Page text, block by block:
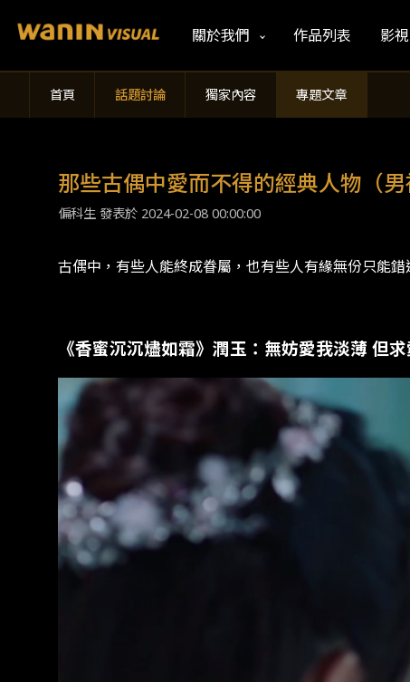
關於我們 作品列表 影
首頁 話題討論 獨家內容 專題文章
那些古偶中愛而不得的經典人物（男
偏科生 發表於 2024-02-08 00:00:00
古偶中，有些人能終成眷屬，也有些人有緣無份只能
《香蜜沉沉燼如霜》潤玉：無妨愛我淡薄 但